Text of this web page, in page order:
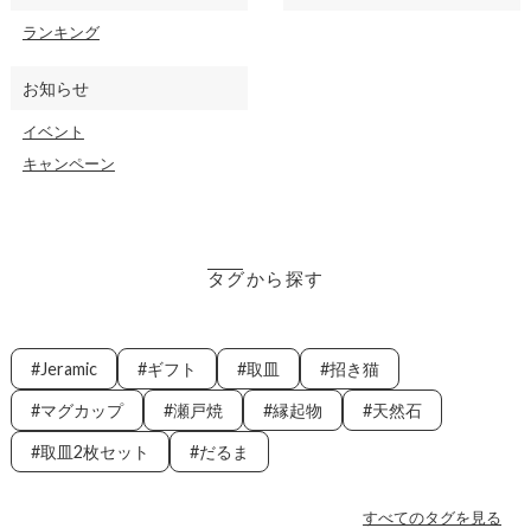
ランキング
お知らせ
イベント
キャンペーン
タグから探す
Jeramic ギフト 取皿 招き猫
マグカップ 瀬戸焼 縁起物 天然石
取皿2枚セット だるま
すべてのタグを見る